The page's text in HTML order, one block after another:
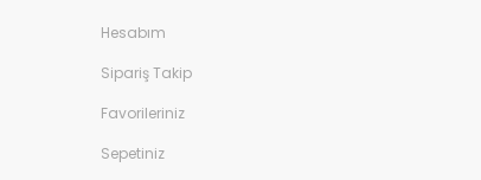
Hesabım
Sipariş Takip
Favorileriniz
Sepetiniz